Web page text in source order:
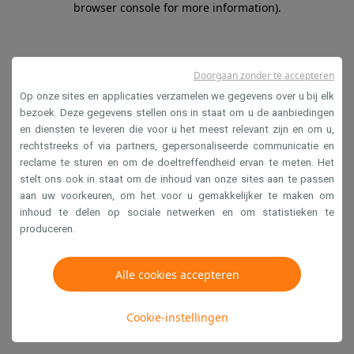
browser console for more information).
Op onze sites en applicaties verzamelen we gegevens over u bij elk
bezoek. Deze gegevens stellen ons in staat om u de aanbiedingen
en diensten te leveren die voor u het meest relevant zijn en om u,
rechtstreeks of via partners, gepersonaliseerde communicatie en
reclame te sturen en om de doeltreffendheid ervan te meten. Het
stelt ons ook in staat om de inhoud van onze sites aan te passen
aan uw voorkeuren, om het voor u gemakkelijker te maken om
inhoud te delen op sociale netwerken en om statistieken te
produceren.
Alle cookies accepteren
Cookie-instellingen
Doorgaan zonder te accepteren